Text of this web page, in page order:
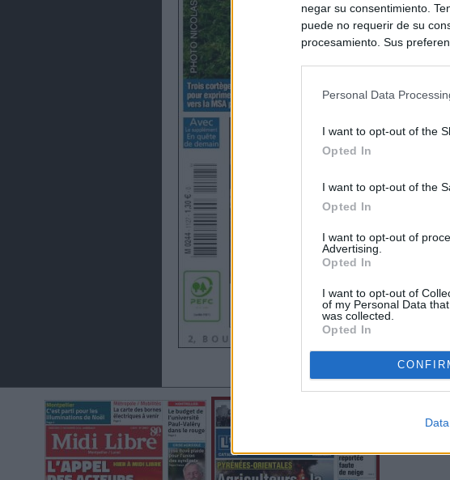
negar su consentimiento.
puede no requerir de su
procesamiento. Sus
Personal Data
I want to opt-out of the
Opted In
I want to opt-out of the
Opted In
I want to opt-out of
Advertising.
Opted In
I want to opt-out of
of my Personal Data
was collected.
Opted In